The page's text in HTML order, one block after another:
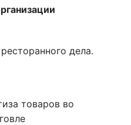
дела.
товаров во